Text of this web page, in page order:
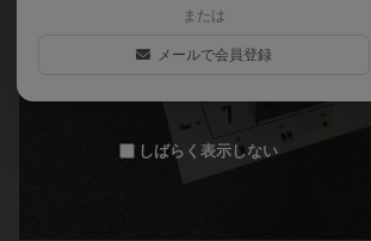
または
メールで会員登録
しばらく表示しない